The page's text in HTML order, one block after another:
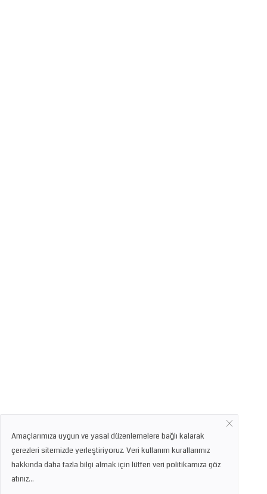
Amaçlarımıza uygun ve yasal düzenlemelere bağlı kalarak
çerezleri sitemizde yerleştiriyoruz. Veri kullanım kurallarımız
hakkında daha fazla bilgi almak için lütfen veri politikamıza göz
atınız...